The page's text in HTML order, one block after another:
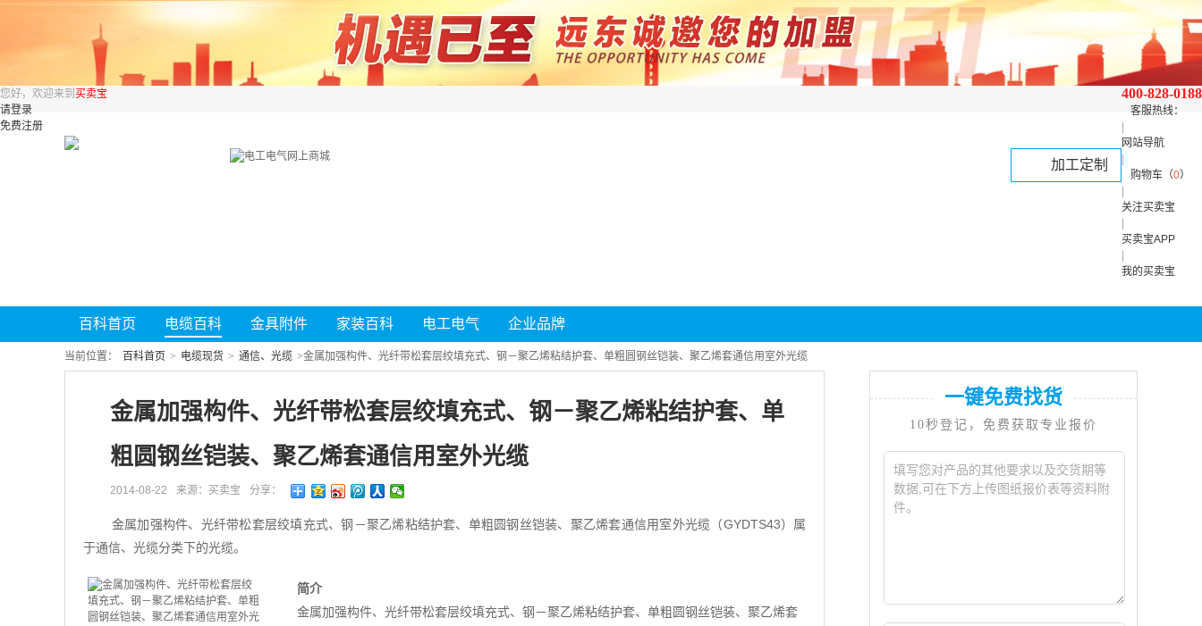
400-828-0188
客服热线：
网站导航
购物车（0）
关注买卖宝
买卖宝APP
我的买卖宝
您好，欢迎来到 买卖宝
请登录
免费注册
加工定制
百科首页 电缆百科 金具附件 家装百科 电工电气 企业品牌
当前位置： 百科首页 > 电缆现货 > 通信、光缆 >金属加强构件、光纤带松套层绞填充式、钢－聚乙烯粘结护套、单粗圆钢丝铠装、聚乙烯套通信用室外光缆
金属加强构件、光纤带松套层绞填充式、钢－聚乙烯粘结护套、单
粗圆钢丝铠装、聚乙烯套通信用室外光缆
2014-08-22 来源：买卖宝 分享：
金属加强构件、光纤带松套层绞填充式、钢－聚乙烯粘结护套、单粗圆钢丝铠装、聚乙烯套通信用室外光缆（GYDTS43）属
于通信、光缆分类下的光缆。
简介
金属加强构件、光纤带松套层绞填充式、钢－聚乙烯粘结护套、单粗圆钢丝铠装、聚乙烯套
一键免费找货
10秒登记，免费获取专业报价